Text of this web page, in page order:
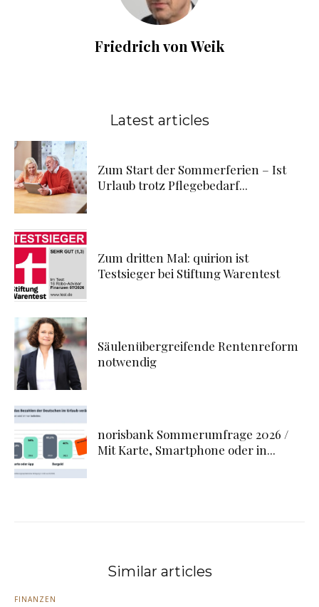
Friedrich von Weik
Latest articles
Zum Start der Sommerferien – Ist
Urlaub trotz Pflegebedarf...
Zum dritten Mal: quirion ist
Testsieger bei Stiftung Warentest
Säulenübergreifende Rentenreform
notwendig
norisbank Sommerumfrage 2026 /
Mit Karte, Smartphone oder in...
Similar articles
FINANZEN